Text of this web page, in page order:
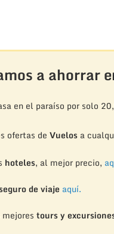
a ahorrar
en el paraíso por solo
ofertas de Vuelosa
hoteles, al mejor precio,
de viaje aquí.
tours y